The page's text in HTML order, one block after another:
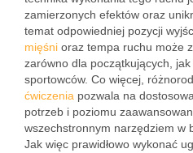
zamierzonych efektów oraz
temat odpowiedniej pozycji
mięśni oraz tempa ruchu może
zarówno dla początkujących,
sportowców. Co więcej,
ćwiczenia pozwala na
potrzeb i poziomu
wszechstronnym narzędziem w
Jak więc prawidłowo wykonać